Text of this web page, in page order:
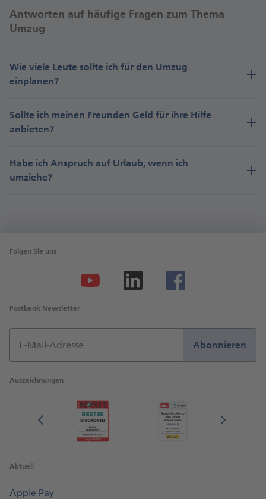
Antworten auf häufige Fragen zum Thema
Umzug
Wie viele Leute sollte ich für den Umzug
einplanen?
Sollte ich meinen Freunden Geld für ihre Hilfe
anbieten?
Habe ich Anspruch auf Urlaub, wenn ich
umziehe?
Folgen Sie uns
Postbank Newsletter
E-Mail-Adresse Abonnieren
Auszeichnungen
Aktuell
Apple Pay